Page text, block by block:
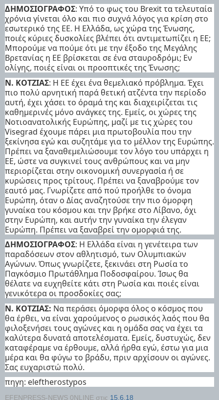
ΔΗΜΟΣΙΟΓΡΑΦΟΣ: Υπό το φως του Brexit τα τελευταία
χρόνια γίνεται όλο και πιο συχνά λόγος για κρίση στο
εσωτερικό της ΕΕ. Η Ελλάδα, ως χώρα της Ένωσης,
ποιές κύριες δυσκολίες βλέπει ότι αντιμετωπίζει η ΕΕ;
Μπορούμε να πούμε ότι με την έξοδο της Μεγάλης
Βρετανίας η ΕΕ βρίσκεται σε ένα σταυροδρόμι; Εν
ολίγης, ποιές είναι οι προοπτικές της Ένωσης;
Ν. ΚΟΤΖΙΑΣ: Η ΕΕ έχει ένα θεμελιακό πρόβλημα. Έχει
πιο πολύ αρνητική παρά θετική ατζέντα την περίοδο
αυτή, έχει χάσει το όραμά της και διαχειρίζεται τις
καθημερινές μόνο ανάγκες της. Εμείς, οι χώρες της
Νοτιοανατολικής Ευρώπης, μαζί με τις χώρες του
Visegrad έχουμε πάρει μια πρωτοβουλία που την
ξεκίνησα εγώ και συζητάμε για το μέλλον της Ευρώπης.
Πρέπει να ξαναθεμελιώσουμε τον λόγο του υπάρχει η
ΕΕ, ώστε να συγκινεί τους ανθρώπους και να μην
περιορίζεται στην οικονομική συνεργασία ή σε
κυρώσεις προς τρίτους. Πρέπει να ξαναβρούμε τον
εαυτό μας. Γνωρίζετε από πού προήλθε το όνομα
Ευρώπη, όταν ο Δίας αναζητούσε την πιο όμορφη
γυναίκα του κόσμου και την βρήκε στο Λίβανο, όχι
στην Ευρώπη, και αυτήν την γυναίκα την έλεγαν
Ευρώπη. Πρέπει να ξαναβρεί την ομορφιά της.
ΔΗΜΟΣΙΟΓΡΑΦΟΣ: Η Ελλάδα είναι η γενέτειρα των
παραδόσεων στον αθλητισμό, των Ολυμπιακών
Αγώνων. Όπως γνωρίζετε, ξεκινάει στη Ρωσία το
Παγκόσμιο Πρωτάθλημα Ποδοσφαίρου. Ίσως θα
θέλατε να ευχηθείτε κάτι στη Ρωσία και ποιές είναι
γενικότερα οι προσδοκίες σας;
Ν. ΚΟΤΖΙΑΣ: Να περάσει όμορφα όλος ο κόσμος που
θα έρθει, να είναι χαρούμενος ο ρωσικός λαός που θα
φιλοξενήσει τους αγώνες και η ομάδα σας να έχει τα
καλύτερα δυνατά αποτελέσματα. Εμείς, δυστυχώς, δεν
καταφέραμε να έρθουμε, αλλά ήρθα εγώ, έστω για μια
μέρα και θα φύγω το βράδυ, πριν αρχίσουν οι αγώνες.
Σας ευχαριστώ πολύ.
πηγη: eleftherostypos
EFENPRESS-NEWS 0NLINE στις 15.6.18